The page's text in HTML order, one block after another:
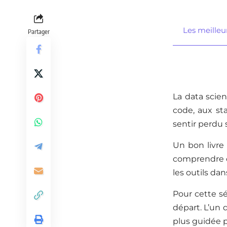
Partager Les
La data
code, aux
sentir perdu
Un bon livre
comprendre
les outils
Pour cette
départ. L’un
plus guidée